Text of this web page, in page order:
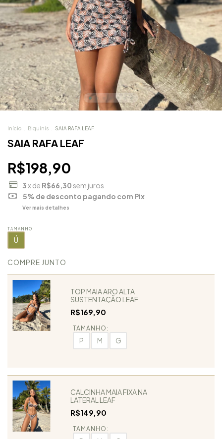
Início Biquínis SAIA RAFA LEAF
SAIA RAFA LEAF
R$198,90
3x de R$66,30 sem juros
5% de desconto pagando com Pix
Ver mais detalhes
TAMANHO
Ú
COMPRE JUNTO
TOP MAIA ARO ALTA
SUSTENTAÇÃO LEAF
R$169,90
TAMANHO:
P M G
CALCINHA MAIA FIXA NA
LATERAL LEAF
R$149,90
TAMANHO: